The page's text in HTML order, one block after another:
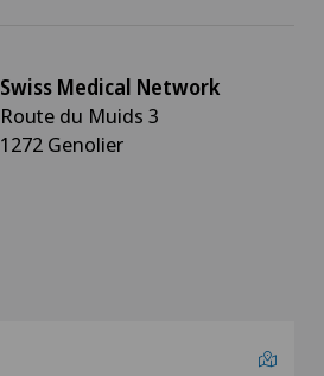
Swiss Medical Network
Route du Muids 3
1272 Genolier